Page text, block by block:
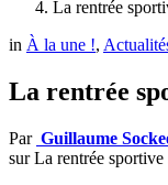
La rentrée
in À la une !,
La rentrée
Par Guillaume
sur La rentrée sportive